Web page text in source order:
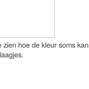
hoe de kleur soms kan